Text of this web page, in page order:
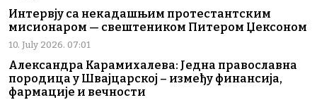
Интервју са некадашњим протестантским
мисионаром — свештеником Питером Џексоном
10. July 2026. 07:01
Александра Карамихалева: Једна православна
породица у Швајцарској – између финансија,
фармације и вечности